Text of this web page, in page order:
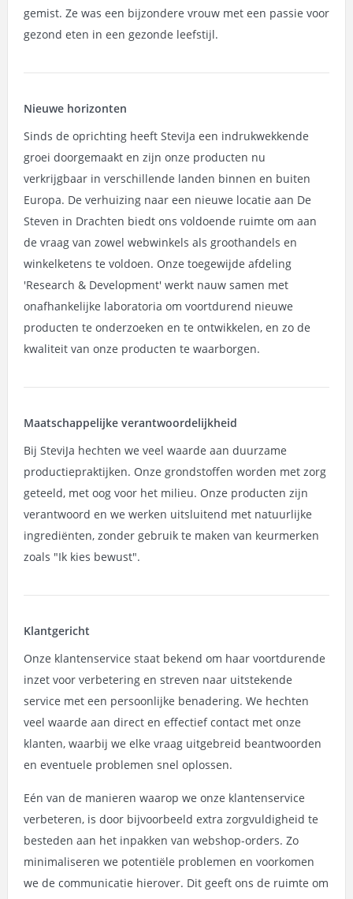
gemist. Ze was een bijzondere vrouw met een passie voor
gezond eten in een gezonde leefstijl.
Nieuwe horizonten
Sinds de oprichting heeft SteviJa een indrukwekkende
groei doorgemaakt en zijn onze producten nu
verkrijgbaar in verschillende landen binnen en buiten
Europa. De verhuizing naar een nieuwe locatie aan De
Steven in Drachten biedt ons voldoende ruimte om aan
de vraag van zowel webwinkels als groothandels en
winkelketens te voldoen. Onze toegewijde afdeling
'Research & Development' werkt nauw samen met
onafhankelijke laboratoria om voortdurend nieuwe
producten te onderzoeken en te ontwikkelen, en zo de
kwaliteit van onze producten te waarborgen.
Maatschappelijke verantwoordelijkheid
Bij SteviJa hechten we veel waarde aan duurzame
productiepraktijken. Onze grondstoffen worden met zorg
geteeld, met oog voor het milieu. Onze producten zijn
verantwoord en we werken uitsluitend met natuurlijke
ingrediënten, zonder gebruik te maken van keurmerken
zoals "Ik kies bewust".
Klantgericht
Onze klantenservice staat bekend om haar voortdurende
inzet voor verbetering en streven naar uitstekende
service met een persoonlijke benadering. We hechten
veel waarde aan direct en effectief contact met onze
klanten, waarbij we elke vraag uitgebreid beantwoorden
en eventuele problemen snel oplossen.
Eén van de manieren waarop we onze klantenservice
verbeteren, is door bijvoorbeeld extra zorgvuldigheid te
besteden aan het inpakken van webshop-orders. Zo
minimaliseren we potentiële problemen en voorkomen
we de communicatie hierover. Dit geeft ons de ruimte om